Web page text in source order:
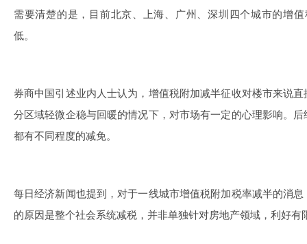
需要清楚的是，目前北京、上海、广州、深圳四个城市的增
低。
券商中国引述业内人士认为，增值税附加减半征收对楼市来说
分区域轻微企稳与回暖的情况下，对市场有一定的心理影响。
都有不同程度的减免。
每日经济新闻也提到，对于一线城市增值税附加税率减半的消
的原因是整个社会系统减税，并非单独针对房地产领域，利好有